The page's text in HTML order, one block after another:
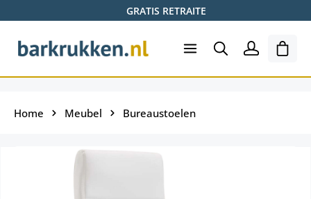
GRATIS RETRAITE
Home Meubel Bureaustoelen